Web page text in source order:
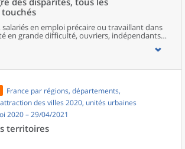
salariés en emploi précaire ou travaillant dans
en grande difficulté, ouvriers, indépendants…
certaines catégories de la population
de personnes pauvres ou à faible revenu,
Des activités telles que la restauration,
ou encore la culture ont été
et leurs salariés, très présents dans les zones
pourraient voir leur revenu baisser ou
salariés de l’industrie automobile, de la
pourraient également connaître de
Les ouvriers, nombreux dans la région, ont
concernés par le chômage partiel et les
France par régions, départements,
des villes 2020, unités urbaines
2020 – 29/04/2021
territoires